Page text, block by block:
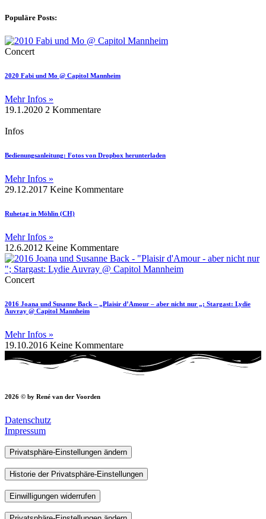
Populäre Posts:
Concert
2020 Fabi und Mo @ Capitol Mannheim
Mehr Infos »
19.1.2020 2 Kommentare
Infos
Bedienungsanleitung: Fotos von Dropbox herunterladen
Mehr Infos »
29.12.2017 Keine Kommentare
Ruhetag in Möhlin (CH)
Mehr Infos »
12.6.2012 Keine Kommentare
Concert
2016 Joana und Susanne Back – „Plaisir d’Amour – aber nicht nur „; Stargast: Lydie
Auvray @ Capitol Mannheim
Mehr Infos »
19.10.2016 Keine Kommentare
2026 © by René van der Voorden
Datenschutz
Impressum
Privatsphäre-Einstellungen ändern
Historie der Privatsphäre-Einstellungen
Einwilligungen widerrufen